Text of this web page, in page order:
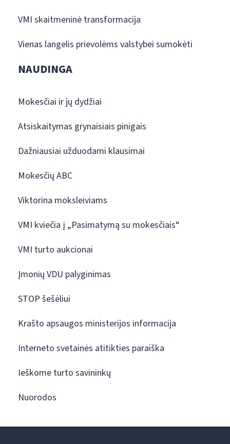
VMI skaitmeninė transformacija
Vienas langelis prievolėms valstybei sumokėti
NAUDINGA
Mokesčiai ir jų dydžiai
Atsiskaitymas grynaisiais pinigais
Dažniausiai užduodami klausimai
Mokesčių ABC
Viktorina moksleiviams
VMI kviečia į „Pasimatymą su mokesčiais“
VMI turto aukcionai
Įmonių VDU palyginimas
STOP šešėliui
Krašto apsaugos ministerijos informacija
Interneto svetainės atitikties paraiška
Ieškome turto savininkų
Nuorodos